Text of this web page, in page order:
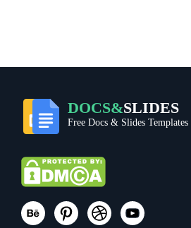
DOCS&SLIDES
Free Docs & Slides Templates